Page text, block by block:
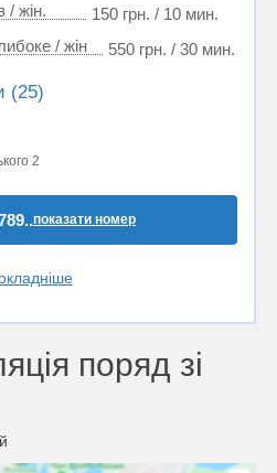
/ жін.
150 грн. / 10 мин.
/ жін
550 грн. / 30 мин.
(25)
2
показати номер
поряд зі